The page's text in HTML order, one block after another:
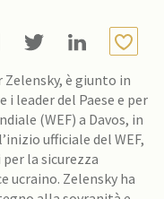
è giunto in
leader del Paese e per
(WEF) a Davos, in
ufficiale del WEF,
la sicurezza
ha